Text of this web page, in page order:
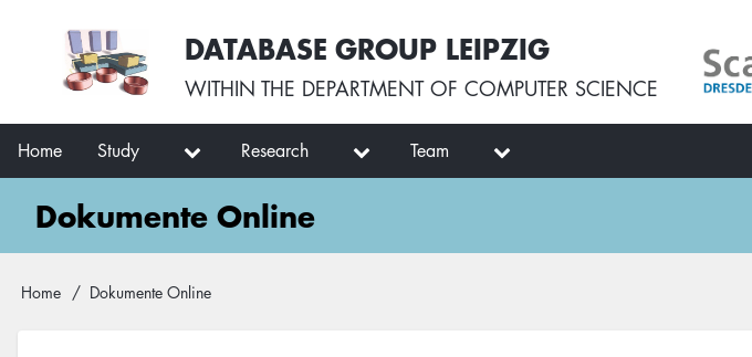
User
account
menu
DATABASE GROUP LEIPZIG
WITHIN THE DEPARTMENT OF COMPUTER SCIENCE
Main
navigation
Home Study Research Team
Dokumente Online
Breadcrumb
Home Dokumente Online